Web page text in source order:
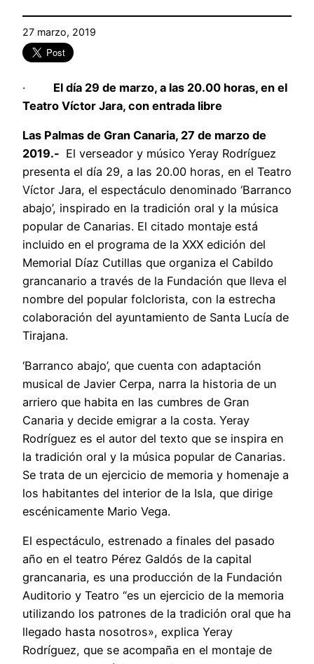
27 marzo, 2019
· El día 29 de marzo, a las 20.00 horas, en el
Teatro Víctor Jara, con entrada libre
Las Palmas de Gran Canaria, 27 de marzo de
2019.- El verseador y músico Yeray Rodríguez
presenta el día 29, a las 20.00 horas, en el Teatro
Víctor Jara, el espectáculo denominado ‘Barranco
abajo’, inspirado en la tradición oral y la música
popular de Canarias. El citado montaje está
incluido en el programa de la XXX edición del
Memorial Díaz Cutillas que organiza el Cabildo
grancanario a través de la Fundación que lleva el
nombre del popular folclorista, con la estrecha
colaboración del ayuntamiento de Santa Lucía de
Tirajana.
‘Barranco abajo’, que cuenta con adaptación
musical de Javier Cerpa, narra la historia de un
arriero que habita en las cumbres de Gran
Canaria y decide emigrar a la costa. Yeray
Rodríguez es el autor del texto que se inspira en
la tradición oral y la música popular de Canarias.
Se trata de un ejercicio de memoria y homenaje a
los habitantes del interior de la Isla, que dirige
escénicamente Mario Vega.
El espectáculo, estrenado a finales del pasado
año en el teatro Pérez Galdós de la capital
grancanaria, es una producción de la Fundación
Auditorio y Teatro “es un ejercicio de la memoria
utilizando los patrones de la tradición oral que ha
llegado hasta nosotros», explica Yeray
Rodríguez, que se acompaña en el montaje de